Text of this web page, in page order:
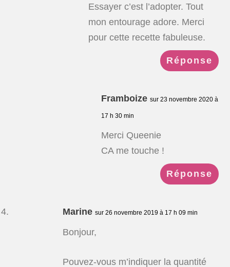
Essayer c’est l’adopter. Tout
mon entourage adore. Merci
pour cette recette fabuleuse.
Réponse
Framboize sur 23 novembre 2020 à
17 h 30 min
Merci Queenie
CA me touche !
Réponse
Marine sur 26 novembre 2019 à 17 h 09 min
Bonjour,
Pouvez-vous m’indiquer la quantité